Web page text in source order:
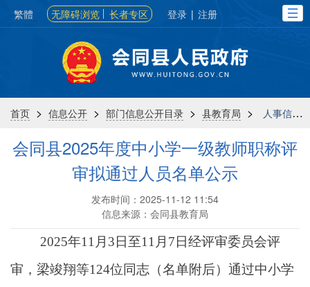
繁體 无障碍浏览 长者专区 登录 | 注册
首页 > 信息公开 > 部门信息公开目录 > 县教育局 > 人事信息
会同县2025年度中小学一级教师职称评
审拟通过人员名单公示
发布时间：2025-11-12 11:54
信息来源：会同县教育局
2025年1 1 月 3日至1 1 月 7日经评审委员会评
审， 梁竣翔等124位同志（名单附后）通过中小学